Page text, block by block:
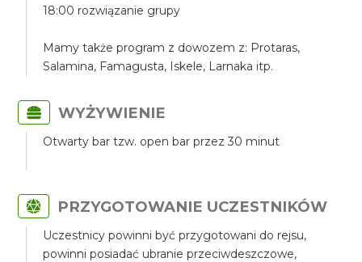
18:00 rozwiązanie grupy
Mamy także program z dowozem z: Protaras,
Salamina, Famagusta, Iskele, Larnaka itp.
WYŻYWIENIE
Otwarty bar tzw. open bar przez 30 minut
PRZYGOTOWANIE UCZESTNIKÓW
Uczestnicy powinni być przygotowani do rejsu,
powinni posiadać ubranie przeciwdeszczowe,